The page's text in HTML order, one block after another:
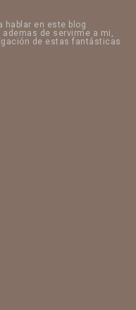
hablar en este blog
de servirme a mi,
de estas fantásticas